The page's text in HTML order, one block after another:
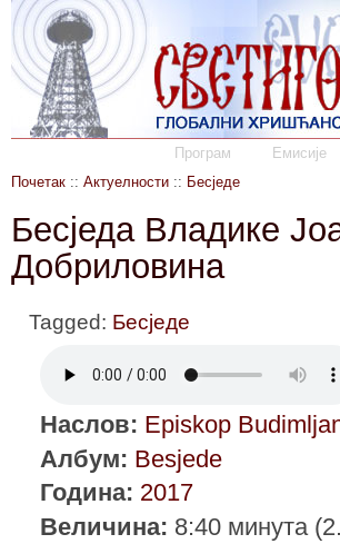
Програм Емисије
Почетак :: Актуелности :: Бесједе
Бесједа Владике
Добриловина
Tagged: Бесједе
Наслов: Episkop
Албум: Besjede
Година: 2017
Величина: 8:40 минута